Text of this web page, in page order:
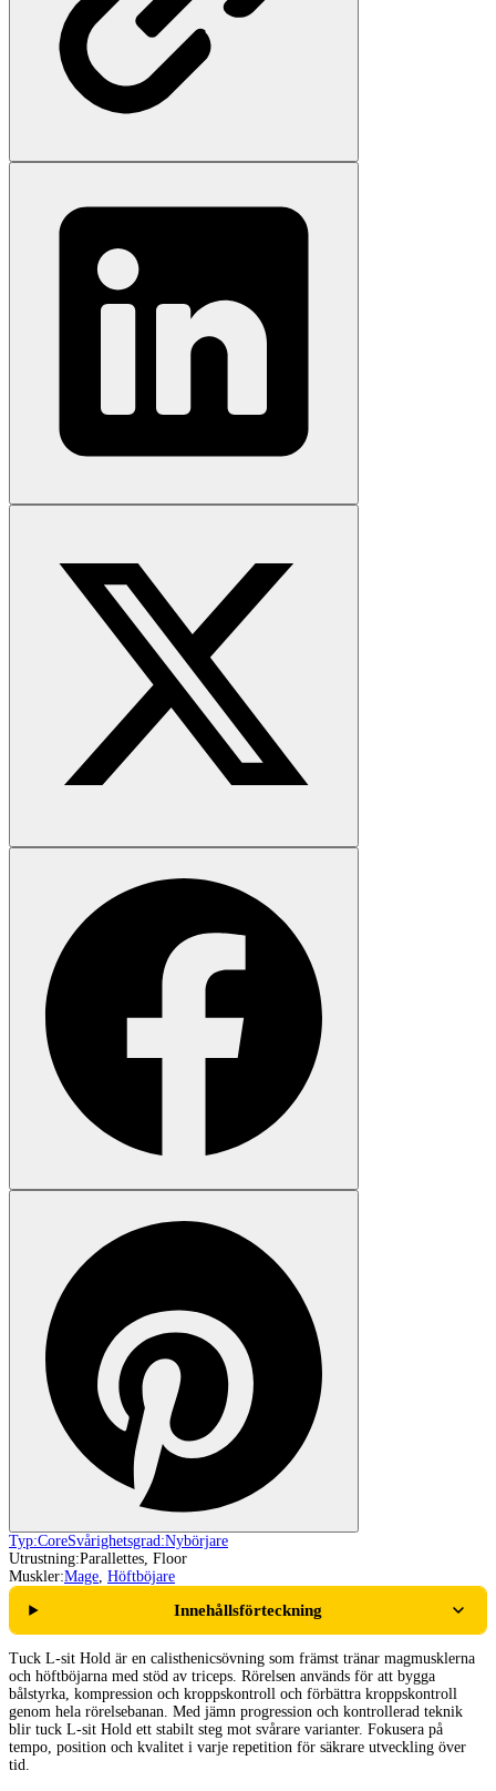
Typ:CoreSvårighetsgrad:Nybörjare
Utrustning:Parallettes, Floor
Muskler:Mage, Höftböjare
Innehållsförteckning
Tuck L-sit Hold är en calisthenicsövning som främst tränar magmusklerna
och höftböjarna med stöd av triceps. Rörelsen används för att bygga
bålstyrka, kompression och kroppskontroll och förbättra kroppskontroll
genom hela rörelsebanan. Med jämn progression och kontrollerad teknik
blir tuck L-sit Hold ett stabilt steg mot svårare varianter. Fokusera på
tempo, position och kvalitet i varje repetition för säkrare utveckling över
tid.